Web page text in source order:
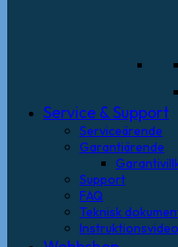
Service & Support
Serviceärende
Garantiärende
Support
FAQ
Teknisk